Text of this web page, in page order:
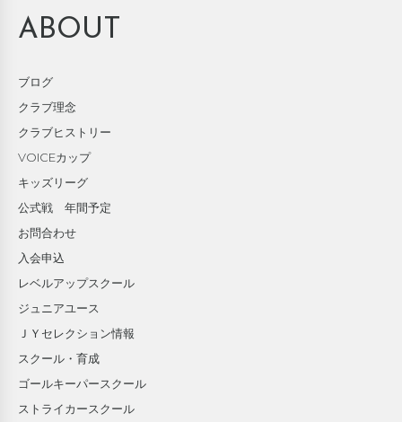
ABOUT
ブログ
クラブ理念
クラブヒストリー
VOICEカップ
キッズリーグ
公式戦 年間予定
お問合わせ
入会申込
レベルアップスクール
ジュニアユース
ＪＹセレクション情報
スクール・育成
ゴールキーパースクール
ストライカースクール